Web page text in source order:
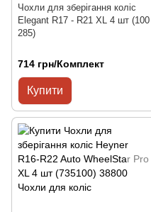
Чохли для зберігання коліс
Elegant R17 - R21 XL 4 шт (100
285)
714 грн/Комплект
Купити